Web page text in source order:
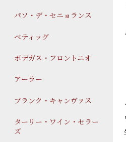
パソ・デ・セニョランス
ベティッグ
ボデガス・フロントニオ
アーラー
ブランク・キャンヴァス
ターリー・ワイン・セラー
ズ